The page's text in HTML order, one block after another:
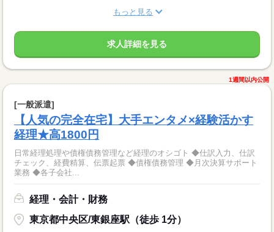
もっと見る
求人詳細を見る
1週間以内公開
[一般派遣]
【人気の完全在宅】大手エンタメ×経験活かす
経理★高1800円
日常経理処理や債権債務管理など経理のオシゴト ◆仕訳入力、仕訳
チェック、経費精算、伝票起票 ◆債権債務管理 ◆月次決算サポート
業務 ◆各子会社...
経理・会計・財務
東京都中央区/東銀座駅（徒歩 1分）